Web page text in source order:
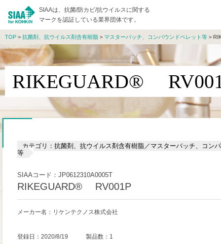
SIAAは、抗菌/防カビ/抗ウイルスに関する
マークを認証している業界団体です。
TOP > 抗菌剤、抗ウイルス剤含有樹脂 > マスターバッチ、コンパウンドペレット等 >
RIKEGUARD®
カテゴリ：抗菌剤、抗ウイルス剤含有樹脂／マスターバッチ、コン
等
SIAAコード：JP0612310A0005T
RIKEGUARD® RV001P
メーカー名：リケンテクノス株式会社
登録日：2020/8/19 製品数：1